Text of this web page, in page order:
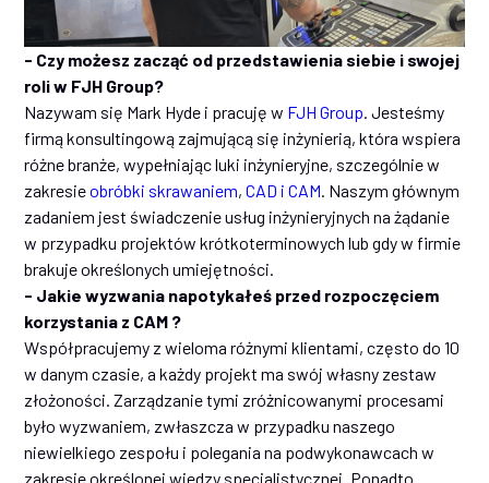
- Czy możesz zacząć od przedstawienia siebie i swojej
roli w FJH Group?
Nazywam się Mark Hyde i pracuję w FJH Group. Jesteśmy
firmą konsultingową zajmującą się inżynierią, która wspiera
różne branże, wypełniając luki inżynieryjne, szczególnie w
zakresieobróbki skrawaniem,CAD i CAM. Naszym głównym
zadaniem jest świadczenie usług inżynieryjnych na żądanie
w przypadku projektów krótkoterminowych lub gdy w firmie
brakuje określonych umiejętności.
- Jakie wyzwania napotykałeś przed rozpoczęciem
korzystania z CAM ?
Współpracujemy z wieloma różnymi klientami, często do 10
w danym czasie, a każdy projekt ma swój własny zestaw
złożoności. Zarządzanie tymi zróżnicowanymi procesami
było wyzwaniem, zwłaszcza w przypadku naszego
niewielkiego zespołu i polegania na podwykonawcach w
zakresie określonej wiedzy specjalistycznej. Ponadto